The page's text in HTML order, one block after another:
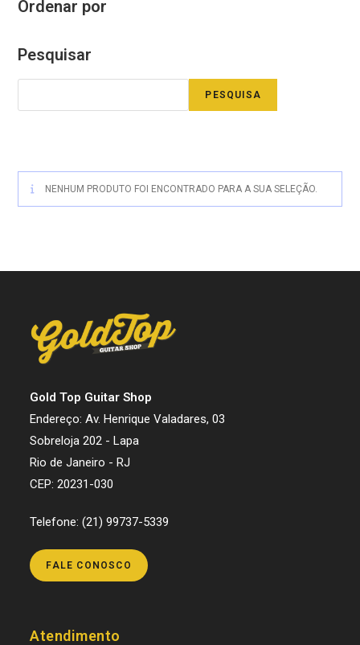
Ordenar por
Pesquisar
PESQUISA
NENHUM PRODUTO FOI ENCONTRADO PARA A SUA SELEÇÃO.
Gold Top Guitar Shop
Endereço: Av. Henrique Valadares, 03
Sobreloja 202 - Lapa
Rio de Janeiro - RJ
CEP: 20231-030
Telefone: (21) 99737-5339
FALE CONOSCO
Atendimento